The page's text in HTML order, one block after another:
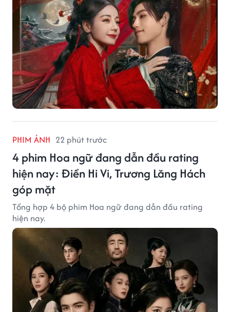
PHIM ẢNH 22 phút trước
4 phim Hoa ngữ đang dẫn đầu rating
hiện nay: Điền Hi Vi, Trương Lăng Hách
góp mặt
Tổng hợp 4 bộ phim Hoa ngữ đang dẫn đầu rating
hiện nay.